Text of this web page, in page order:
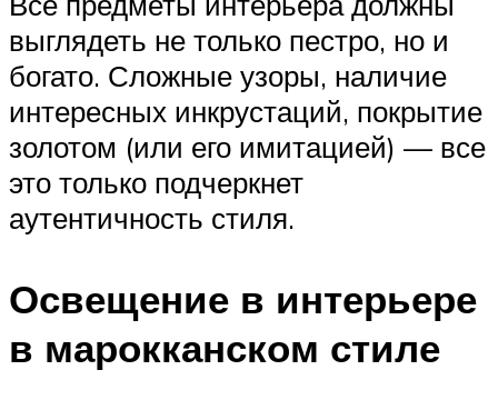
выглядеть не только пестро, но и
богато. Сложные узоры, наличие
интересных инкрустаций, покрытие
золотом (или его имитацией) — все
это только подчеркнет
аутентичность стиля.
Освещение в интерьере
в марокканском стиле